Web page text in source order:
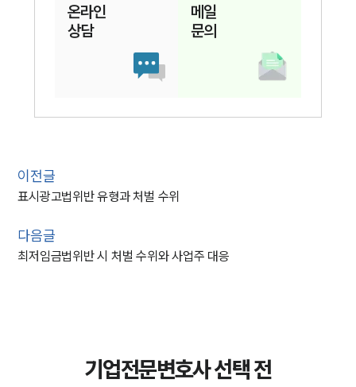
온라인
상담
메일
문의
이전글
표시광고법위반 유형과 처벌 수위
다음글
최저임금법위반 시 처벌 수위와 사업주 대응
기업전문변호사 선택 전